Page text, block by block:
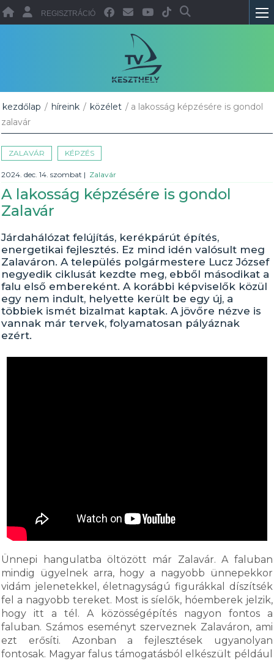
REGISZTRÁCIÓ
kezdőlap / híreink / közélet / a lakosság képzésére is gondol
zalavár
ZALAVÁR KÉPZÉS
2024. dec. 14. szombat | Zalavár
A lakosság képzésére is gondol
Zalavár
Járdahálózat felújítás, kerékpárút építés,
energetikai fejlesztés. Ez mind idén valósult meg
Zalaváron. A település polgármestere Lucz József
negyedik ciklusát kezdte meg, ebből másodikat a
falu első embereként. A korábbi képviselők közül
egy nem indult, helyette került be egy új, a
többiek ismét bizalmat kaptak. A jövőre nézve is
vannak már tervek, folyamatosan pályáznak
ezért.
Ünnepi hangulatba öltözött már Zalavár. A faluban
mindig ügyelnek arra, hogy a nagyobb ünnepekkor
vidám jelenetekkel, életnagyságú figurákkal díszítsék
fel a nagyobb tereket. Most is síelők, hóemberek jelzik,
hogy itt a tél. A közösségépítés nagyon fontos a
faluban. Számos eseményt szerveznek Zalaváron, ami
ezt erősíti. Azonban a fejlesztések ugyanolyan
fontosak. Magyar falus támogatásból elkészült például